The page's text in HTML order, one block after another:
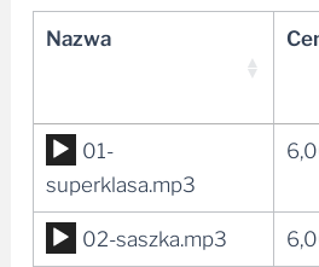
Nazwa
Odtwarzacz
plików
dźwiękowych
01-
superklasa.mp3
Odtwarzacz
02-saszka.mp3